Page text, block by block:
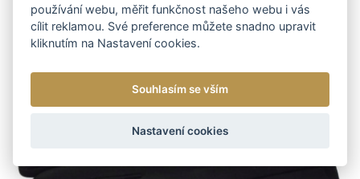
používání webu, měřit funkčnost našeho webu i vás
cílit reklamou. Své preference můžete snadno upravit
kliknutím na Nastavení cookies.
Souhlasím se vším
Nastavení cookies